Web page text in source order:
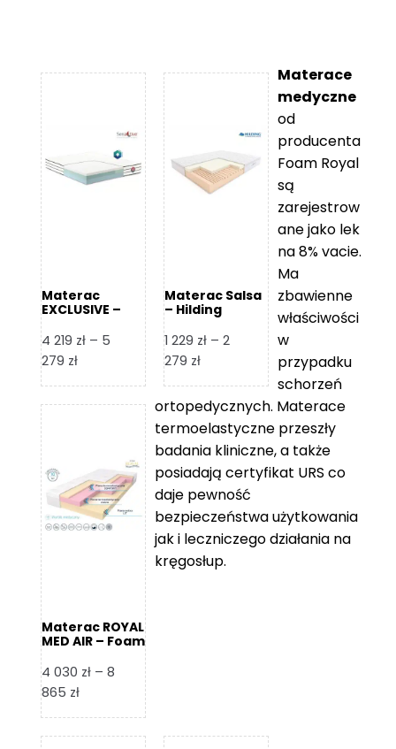
Materac
EXCLUSIVE –
4 219 zł – 5
279 złZakres
od
5
279 zł
Materac Salsa
– Hilding
1 229 zł – 2
279 złZakres
od
1
229 zł
2
279 zł
Materac ROYAL
MED AIR – Foam
4 030 zł – 8
865 złZakres
od
Materace
medyczne
od
producenta
Foam Royal
są
zarejestrow
ane jako lek
na 8% vacie.
Ma
zbawienne
właściwości
w
przypadku
schorzeń
ortopedycznych. Materace
termoelastyczne przeszły
badania kliniczne, a także
posiadają certyfikat URS co
daje pewność
bezpieczeństwa użytkowania
jak i leczniczego działania na
kręgosłup.